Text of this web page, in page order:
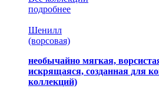
подробнее
Шенилл
(ворсовая)
необычайно мягкая,
искрящаяся, созданная для
коллекций)